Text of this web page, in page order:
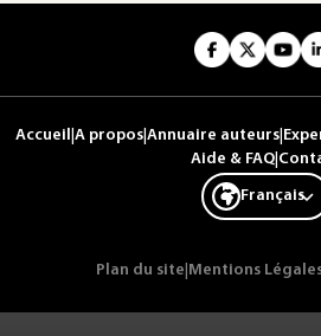
Accueil A propos Annuaire auteurs
Aide & FAQ|
Français
Plan du site Mentions